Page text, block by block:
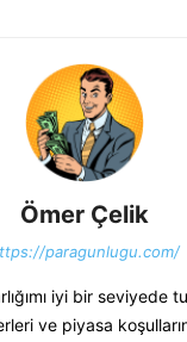
Ömer Çelik
paragunlugu.com/
iyi bir seviyede
ve piyasa